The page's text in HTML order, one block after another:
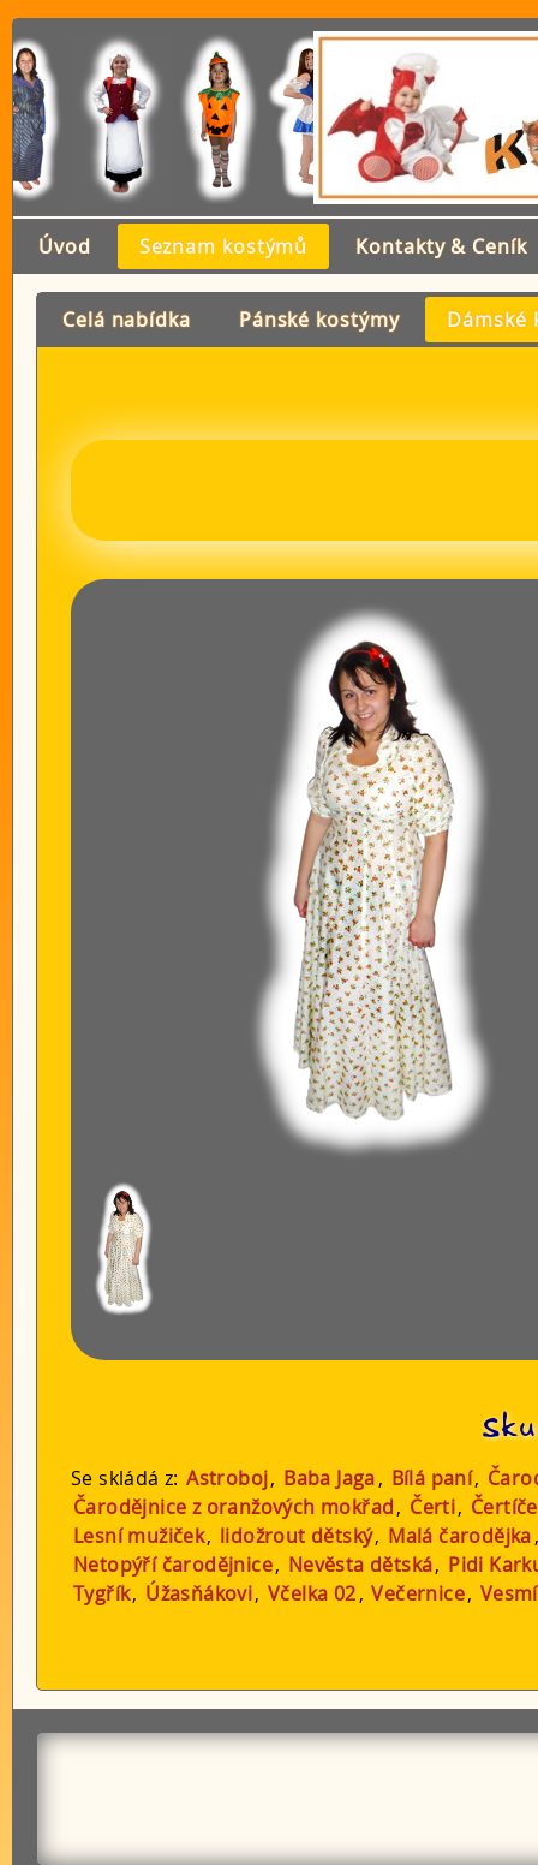
Úvod Seznam kostýmů Kontakty & Ceník
Celá nabídka Pánské kostýmy Dámské
Se skládá z: Astroboj, Baba Jaga, Bílá paní,
Čarodějnice z oranžových mokřad, Čerti,
Lesní mužiček, lidožrout dětský, Malá čarodějka
Netopýří čarodějnice, Nevěsta dětská, Pidi
Tygřík, Úžasňákovi, Včelka 02, Večernice,